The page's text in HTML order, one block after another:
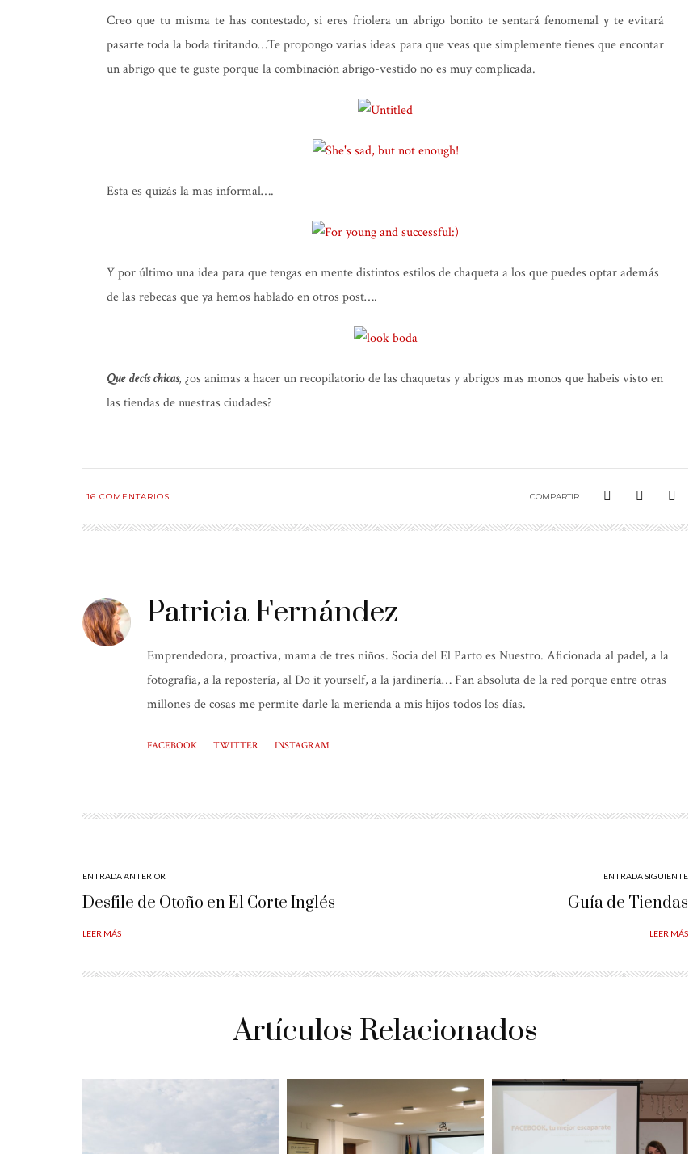
Creo que tu misma te has contestado, si eres friolera un abrigo bonito te sentará fenomenal y te evitará
pasarte toda la boda tiritando…Te propongo varias ideas para que veas que simplemente tienes que encontar
un abrigo que te guste porque la combinación abrigo-vestido no es muy complicada.
Esta es quizás la mas informal….
Y por último una idea para que tengas en mente distintos estilos de chaqueta a los que puedes optar además
de las rebecas que ya hemos hablado en otros post….
Que decís chicas, ¿os animas a hacer un recopilatorio de las chaquetas y abrigos mas monos que habeis visto en
las tiendas de nuestras ciudades?
16 COMENTARIOS COMPARTIR
Patricia Fernández
Emprendedora, proactiva, mama de tres niños. Socia del El Parto es Nuestro. Aficionada al padel, a la
fotografía, a la repostería, al Do it yourself, a la jardinería… Fan absoluta de la red porque entre otras
millones de cosas me permite darle la merienda a mis hijos todos los días.
FACEBOOK TWITTER INSTAGRAM
ENTRADA ANTERIOR
Desfile de Otoño en El Corte Inglés
LEER MÁS
ENTRADA SIGUIENTE
Guía de Tiendas
LEER MÁS
Artículos Relacionados